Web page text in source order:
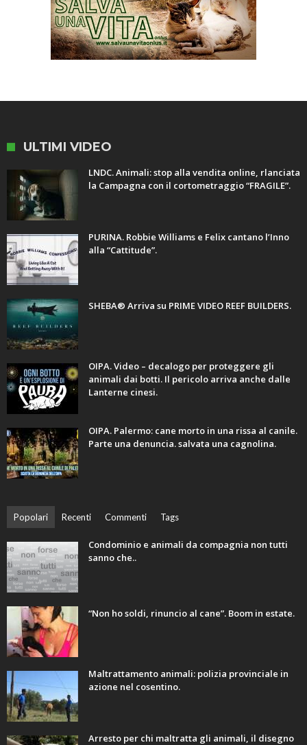
ULTIMI VIDEO
LNDC. Animali: stop alla vendita online, rlanciata
la Campagna con il cortometraggio “FRAGILE”.
PURINA. Robbie Williams e Felix cantano l’Inno
alla “Cattitude”.
SHEBA® Arriva su PRIME VIDEO REEF BUILDERS.
OIPA. Video – decalogo per proteggere gli
animali dai botti. Il pericolo arriva anche dalle
Lanterne cinesi.
OIPA. Palermo: cane morto in una rissa al canile.
Parte una denuncia. salvata una cagnolina.
Popolari Recenti Commenti Tags
Condominio e animali da compagnia non tutti
sanno che..
“Non ho soldi, rinuncio al cane”. Boom in estate.
Maltrattamento animali: polizia provinciale in
azione nel cosentino.
Arresto per chi maltratta gli animali, il disegno